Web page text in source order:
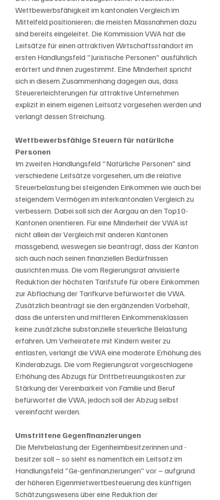
Wettbewerbsfähigkeit im kantonalen Vergleich im
Mittelfeld positionieren; die meisten Massnahmen dazu
sind bereits eingeleitet. Die Kommission VWA hat die
Leitsätze für einen attraktiven Wirtschaftsstandort im
ersten Handlungsfeld "Juristische Personen" ausführlich
erörtert und ihnen zugestimmt. Eine Minderheit spricht
sich in diesem Zusammenhang dagegen aus, dass
Steuererleichterungen für attraktive Unternehmen
explizit in einem eigenen Leitsatz vorgesehen werden und
verlangt dessen Streichung.
Wettbewerbsfähige Steuern für natürliche
Personen
Im zweiten Handlungsfeld "Natürliche Personen" sind
verschiedene Leitsätze vorgesehen, um die relative
Steuerbelastung bei steigenden Einkommen wie auch bei
steigendem Vermögen im interkantonalen Vergleich zu
verbessern. Dabei soll sich der Aargau an den Top10-
Kantonen orientieren. Für eine Minderheit der VWA ist
nicht allein der Vergleich mit anderen Kantonen
massgebend, weswegen sie beantragt, dass der Kanton
sich auch nach seinen finanziellen Bedürfnissen
ausrichten muss. Die vom Regierungsrat anvisierte
Reduktion der höchsten Tarifstufe für obere Einkommen
zur Abflachung der Tarifkurve befürwortet die VWA.
Zusätzlich beantragt sie den ergänzenden Vorbehalt,
dass die untersten und mittleren Einkommensklassen
keine zusätzliche substanzielle steuerliche Belastung
erfahren. Um Verheiratete mit Kindern weiter zu
entlasten, verlangt die VWA eine moderate Erhöhung des
Kinderabzugs. Die vom Regierungsrat vorgeschlagene
Erhöhung des Abzugs für Drittbetreuungskosten zur
Stärkung der Vereinbarkeit von Familie und Beruf
befürwortet die VWA, jedoch soll der Abzug selbst
vereinfacht werden.
Umstrittene Gegenfinanzierungen
Die Mehrbelastung der Eigenheimbesitzerinnen und -
besitzer soll – so sieht es namentlich ein Leitsatz im
Handlungsfeld "Ge-genfinanzierungen" vor – aufgrund
der höheren Eigenmietwertbesteuerung des künftigen
Schätzungswesens über eine Reduktion der